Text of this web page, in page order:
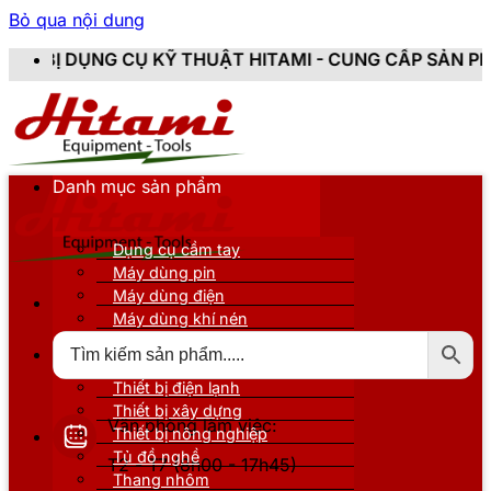
Bỏ qua nội dung
THUẬT HITAMI - CUNG CẤP SẢN PHẨM CHÍNH
Văn phòng làm việc:
T2 - T7 (8h00 - 17h45)
Danh mục sản phẩm
Dụng cụ cầm tay
Máy dùng pin
Máy dùng điện
Máy dùng khí nén
Thiết bị nâng đỡ
Thiết bị điện lạnh
Thiết bị xây dựng
Thiết bị nông nghiệp
Tủ đồ nghề
Thang nhôm